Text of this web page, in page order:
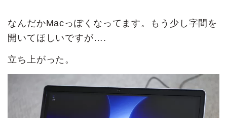
なんだかMacっぽくなってます。もう少し字間を
開いてほしいですが….
立ち上がった。